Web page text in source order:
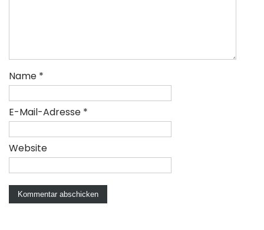
Name *
E-Mail-Adresse *
Website